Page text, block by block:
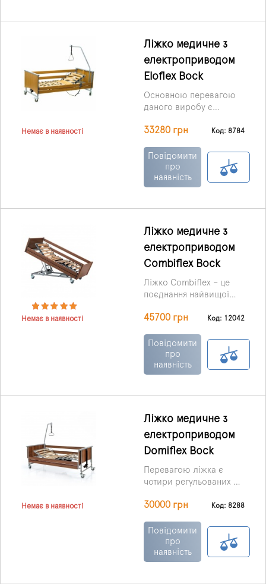
Немає в наявності
Ліжко медичне з
електроприводом
Eloflex Bock
Основною перевагою
даного виробу є
автоматичні функції, що
умови для пацієнта та
догляду за ним у період
реабілітації та
33280 грн Код: 8784
Повідомити
про
наявність
Немає в наявності
Ліжко медичне з
електроприводом
Combiflex Bock
Ліжко Combiflex – це
поєднання найвищої
комфорту та легкості у
45700 грн Код: 12042
Повідомити
про
наявність
Немає в наявності
Ліжко медичне з
електроприводом
Domiflex Bock
Перевагою ліжка є
чотири регульованих по
управління якими
безшумним
електромоторам.
30000 грн Код: 8288
Повідомити
про
наявність